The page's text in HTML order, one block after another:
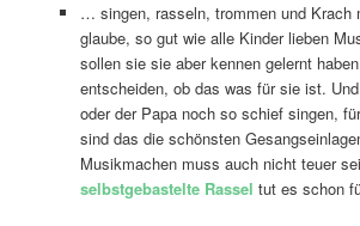
… singen, rasseln, trommen und Krach
glaube, so gut wie alle Kinder lieben
sollen sie sie aber kennen gelernt
entscheiden, ob das was für sie ist.
oder der Papa noch so schief singen,
sind das die schönsten
Musikmachen muss auch nicht teuer
selbstgebastelte Rassel tut es schon